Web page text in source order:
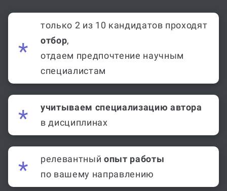
только 2 из 10 кандидатов проходят
отбор,
отдаем предпочтение научным
специалистам
учитываем специализацию автора
в дисциплинах
релевантный опыт работы
по вашему направлению